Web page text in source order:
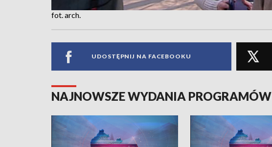
fot. arch.
UDOSTĘPNIJ NA FACEBOOKU
NAJNOWSZE WYDANIA PROGRAMÓW